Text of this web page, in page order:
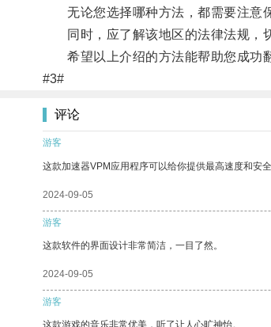
无论您选择哪种方法，都需要注意保
同时，应了解该地区的法律法规，切
希望以上介绍的方法能帮助您成功翻
#3#
评论
游客
这款加速器VPM应用程序可以给你提供最高速度和安
2024-09-05
游客
这款软件的界面设计非常简洁，一目了然。
2024-09-05
游客
这款游戏的音乐非常优美，听了让人心旷神怡。